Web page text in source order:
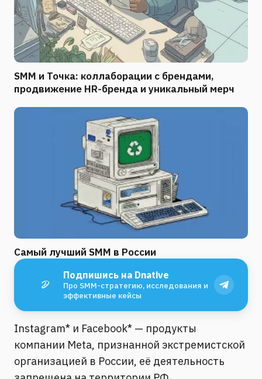
SMM и Точка: коллаборации с брендами,
продвижение HR-бренда и уникальный мерч
Самый лучший SMM в России
Подпишись на Dnative
Про SMM-стратегию, исследования и
эффективные кейсы
Instagram* и Facebook* — продукты
компании Meta, признанной экстремистской
организацией в России, её деятельность